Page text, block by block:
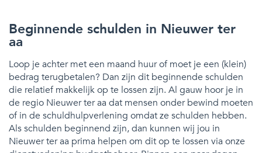
Beginnende schulden in Nieuwer ter
aa
Loop je achter met een maand huur of moet je een (klein)
bedrag terugbetalen? Dan zijn dit beginnende schulden
die relatief makkelijk op te lossen zijn. Al gauw hoor je in
de regio Nieuwer ter aa dat mensen onder bewind moeten
of in de schuldhulpverlening omdat ze schulden hebben.
Als schulden beginnend zijn, dan kunnen wij jou in
Nieuwer ter aa prima helpen om dit op te lossen via onze